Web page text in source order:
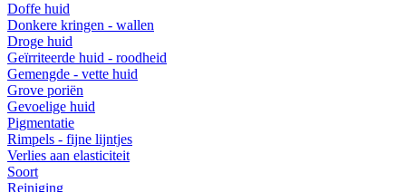
Doffe huid
Donkere kringen - wallen
Droge huid
Geïrriteerde huid - roodheid
Gemengde - vette huid
Grove poriën
Gevoelige huid
Pigmentatie
Rimpels - fijne lijntjes
Verlies aan elasticiteit
Soort
Reiniging